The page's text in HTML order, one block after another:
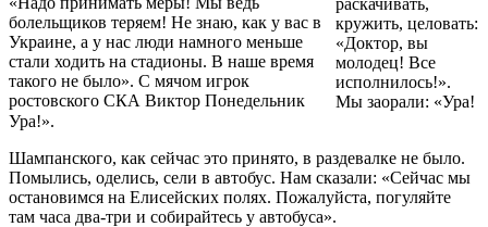
болельщиков теряем! Не знаю, как у вас в
Украине, а у нас люди намного меньше
стали ходить на стадионы. В наше время
такого не было». С мячом игрок
ростовского СКА Виктор Понедельник
кружить, целовать:
«Доктор, вы
молодец! Все
исполнилось!».
Мы заорали: «Ура!
Ура!».
Шампанского, как сейчас это принято, в раздевалке не было.
Помылись, оделись, сели в автобус. Нам сказали: «Сейчас мы
остановимся на Елисейских полях. Пожалуйста, погуляйте
там часа два-три и собирайтесь у автобуса».